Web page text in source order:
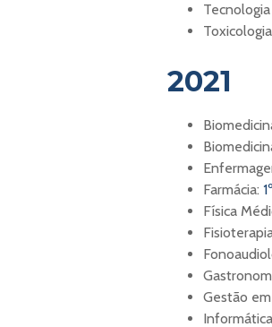
2021
Farmácia:
Física
Gestão